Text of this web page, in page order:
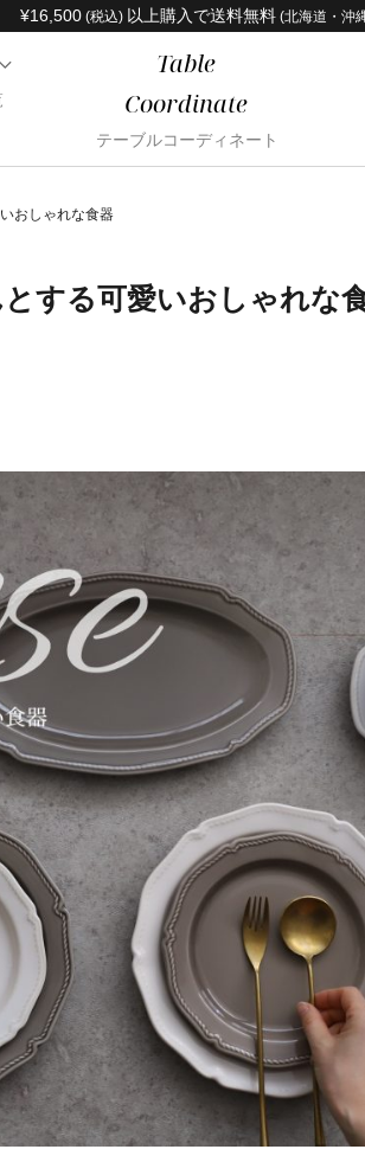
¥16,500 (税込) 以上購入で送料無料 (北海道・沖
Table
Coordinate
テーブルコーディネート
おしゃれな食器
する可愛いおしゃれな
お家でも
びと盛り
16年間販売して分かっ
た、本当に長く愛される
器と…